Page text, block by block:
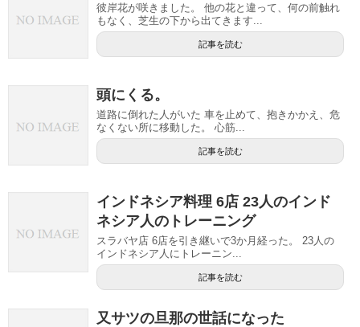
彼岸花が咲きました。 他の花と違って、何の前触れ
もなく、芝生の下から出てきます...
記事を読む
頭にくる。
道路に倒れた人がいた 車を止めて、抱きかかえ、危
なくない所に移動した。 心筋...
記事を読む
インドネシア料理 6店 23人のインド
ネシア人のトレーニング
スラバヤ店 6店を引き継いで3か月経った。 23人の
インドネシア人にトレーニン...
記事を読む
又サツの旦那の世話になった